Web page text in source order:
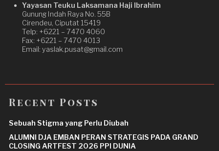
Yayasan Teuku Laksamana Haji Ibrahim
Gunung Indah Raya No. 55B
Cirendeu, Ciputat 15419
Telp: +6221 – 7470 4060
Fax: +6221 – 7470 4013
Email: yaslak.pusat@gmail.com
Recent Posts
Sebuah Stigma yang Perlu Diubah
ALUMNI DJA EMBAN PERAN STRATEGIS PADA GRAND
CLOSING ARTFEST 2026 PPI DUNIA